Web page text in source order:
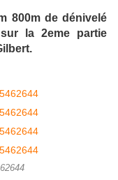
800m de dénivelé
la 2eme partie